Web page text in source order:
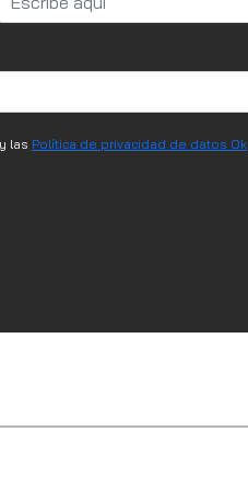
y las Política de privacidad de datos Ok